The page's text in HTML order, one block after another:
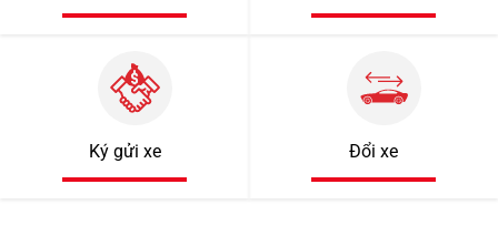
1 tỷ 920 triệu
Ký gửi xe Đổi xe